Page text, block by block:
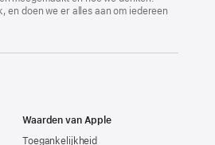
doen we er alles aan om iedereen
Waarden van Apple
Toegankelijkheid